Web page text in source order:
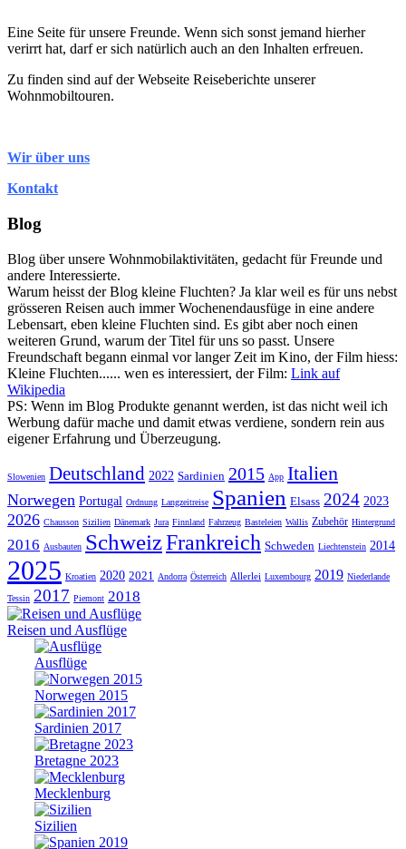
Eine Seite für unsere Freunde. Wenn sich sonst jemand hierher
verirrt hat, darf er sich natürlich auch an den Inhalten erfreuen.
Zu finden sind auf der Webseite Reiseberichte unserer
Wohnmobiltouren.
Wir über uns
Kontakt
Blog
Blog über unsere Wohnmobilaktivitäten, gedacht für Freunde und
andere Interessierte.
Warum heisst der Blog kleine Fluchten? Ja klar weil es für uns nebst
grösseren Reisen auch immer Wochenendausfüge in eine andere
Lebensart, eben kleine Fluchten sind. Es gibt aber noch einen
weiteren Grund, warum der Titel für uns so passt. Unsere
Freundschaft begann einmal vor langer Zeit im Kino, der Film hiess:
Kleine Fluchten...... wen es interessiert, der Film: Link auf
Wikipedia
PS: Wenn im Blog Produkte genannt werden, ist das nicht weil ich
Werbung dafür mache und damit etwas verdiene, sondern rein aus
eigener Erfahrung und Überzeugung.
Slowenien Deutschland 2022 Sardinien 2015 App Italien
Norwegen Portugal Ordnung Langzeitreise Spanien Elsass 2024 2023
2026 Chausson Sizilien Dänemark Jura Finnland Fahrzeug Basteleien Wallis Zubehör Hintergrund
2016 Ausbauten SchweizFrankreich Schweden Liechtenstein 2014
2025 Kroatien 2020 2021 Andorra Österreich Allerlei Luxembourg 2019 Niederlande
Tessin 2017 Piemont 2018
Reisen und Ausflüge
Ausflüge
Norwegen 2015
Sardinien 2017
Bretagne 2023
Mecklenburg
Sizilien